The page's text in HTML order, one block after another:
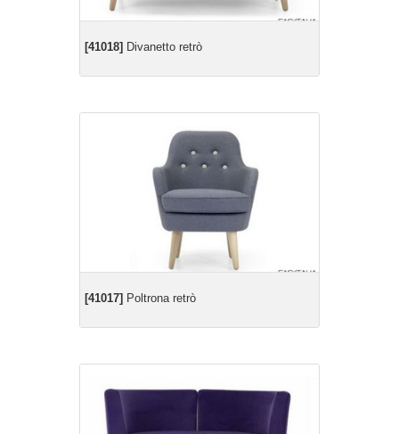
[41018] Divanetto retrò
[41017] Poltrona retrò